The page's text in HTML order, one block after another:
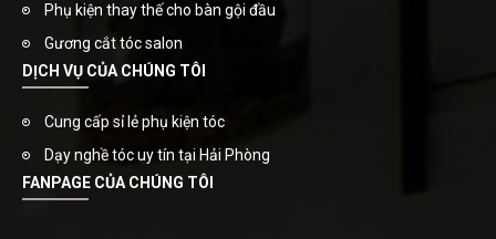
Phụ kiện thay thế cho bàn gội đầu
Gương cắt tóc salon
DỊCH VỤ CỦA CHÚNG TÔI
Cung cấp sỉ lẻ phụ kiện tóc
Dạy nghề tóc uy tín tại Hải Phòng
FANPAGE CỦA CHÚNG TÔI